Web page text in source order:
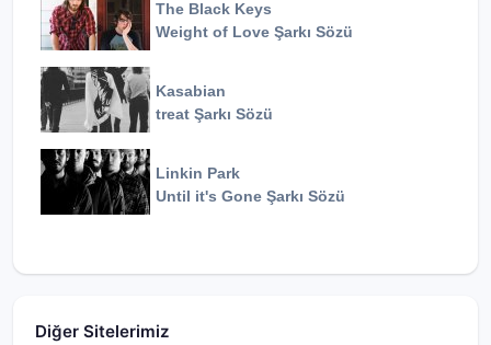
The Black Keys
Weight of Love Şarkı Sözü
Kasabian
treat Şarkı Sözü
Linkin Park
Until it's Gone Şarkı Sözü
Diğer Sitelerimiz